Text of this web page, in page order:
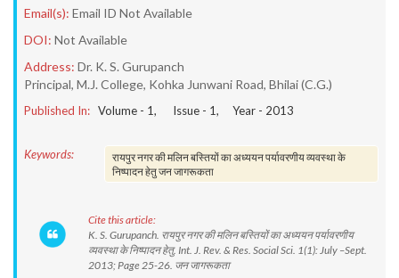
Email(s): Email ID Not Available
DOI: Not Available
Address: Dr. K. S. Gurupanch
Principal, M.J. College, Kohka Junwani Road, Bhilai (C.G.)
Published In: Volume - 1, Issue - 1, Year - 2013
Keywords:
रायपुर नगर की मलिन बस्तियों का अध्ययन पर्यावरणीय व्यवस्था के
निष्पादन हेतु जन जागरूकता
Cite this article:
K. S. Gurupanch. रायपुर नगर की मलिन बस्तियों का अध्ययन पर्यावरणीय
व्यवस्था के निष्पादन हेतु. Int. J. Rev. & Res. Social Sci. 1(1): July –Sept.
2013; Page 25-26. जन जागरूकता